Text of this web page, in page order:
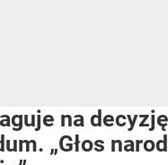
na
„Głos